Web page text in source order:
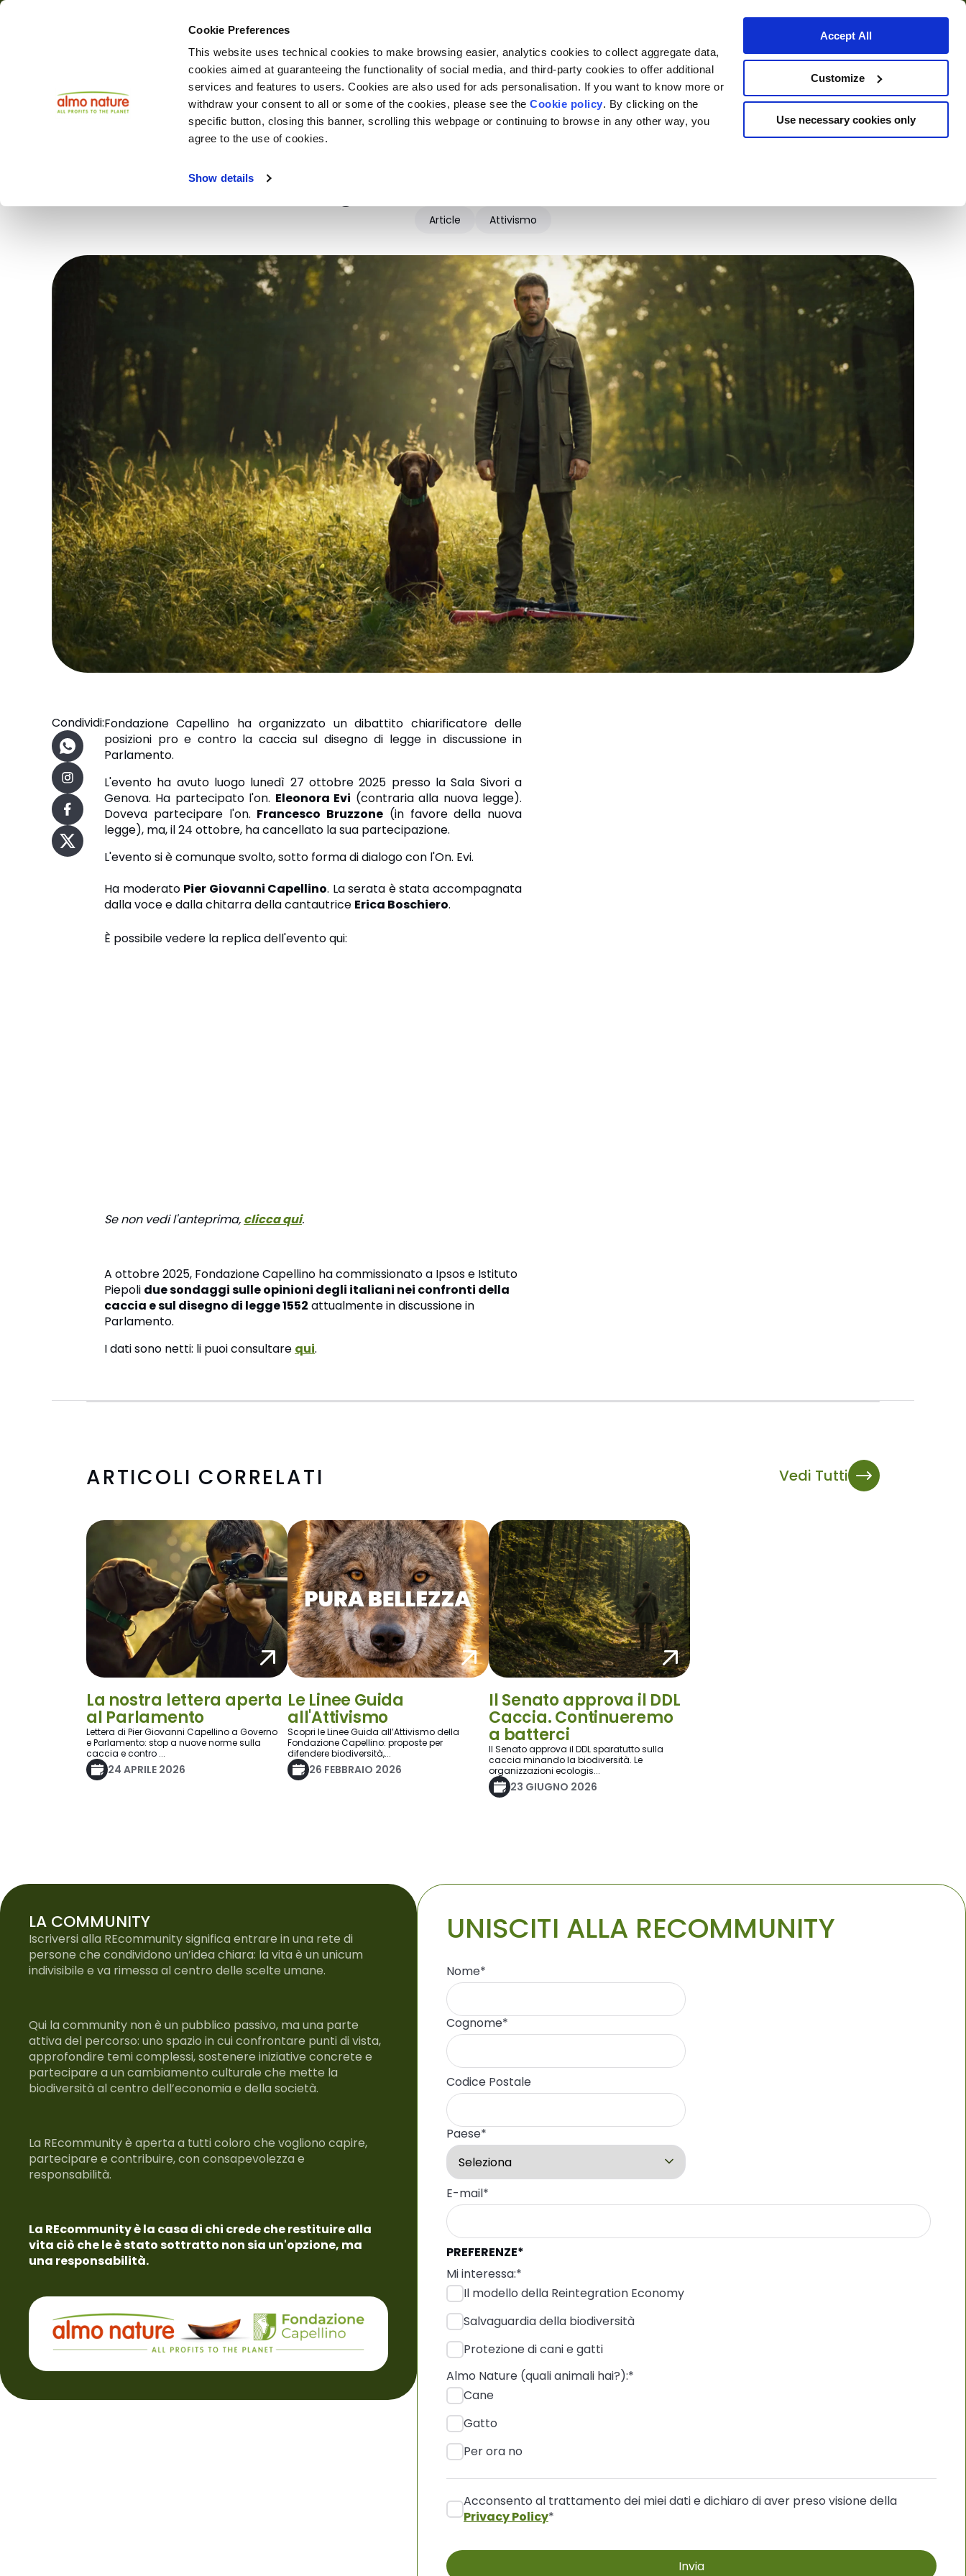
Cookie Preferences
This website uses technical cookies to make browsing easier, analytics cookies to collect aggregate data,
cookies aimed at guaranteeing the functionality of social media, and third-party cookies to offer additional
services and features to users. Cookies are also used for ads personalisation. If you want to know more or
withdraw your consent to all or some of the cookies, please see theCookie policy. By clicking on the
specific button, closing this banner, scrolling this webpage or continuing to browse in any other way, you
agree to the use of cookies.
Show details
Accept All
Customize
Use necessary cookies only
Attualità Archivio Nature Has No Borders Stop Legge Caccia Unisciti a noi
INDIETRO
Niente giustifica la caccia. Dibattito
Article Attivismo
Condividi:Fondazione Capellino ha organizzato un dibattito chiarificatore delle
posizioni pro e contro la caccia sul disegno di legge in discussione in
Parlamento.
L'evento ha avuto luogo lunedì 27 ottobre 2025 presso la Sala Sivori a
Genova. Ha partecipato l'on. Eleonora Evi (contraria alla nuova legge).
Doveva partecipare l'on. Francesco Bruzzone (in favore della nuova
legge), ma, il 24 ottobre, ha cancellato la sua partecipazione.
L'evento si è comunque svolto, sotto forma di dialogo con l'On. Evi.
Ha moderato Pier Giovanni Capellino. La serata è stata accompagnata
dalla voce e dalla chitarra della cantautrice Erica Boschiero.
È possibile vedere la replica dell'evento qui:
Se non vedi l'anteprima, clicca qui.
A ottobre 2025, Fondazione Capellino ha commissionato a Ipsos e Istituto
Piepoli due sondaggi sulle opinioni degli italiani nei confronti della
caccia e sul disegno di legge 1552 attualmente in discussione in
Parlamento.
I dati sono netti: li puoi consultare qui.
ARTICOLI CORRELATI Vedi Tutti
La nostra lettera aperta
al Parlamento
Lettera di Pier Giovanni Capellino a Governo
e Parlamento: stop a nuove norme sulla
caccia e contro ...
24 APRILE 2026
Le Linee Guida
all'Attivismo
Scopri le Linee Guida all’Attivismo della
Fondazione Capellino: proposte per
difendere biodiversità,...
26 FEBBRAIO 2026
Il Senato approva il DDL
Caccia. Continueremo
a batterci
Il Senato approva il DDL sparatutto sulla
caccia minando la biodiversità. Le
organizzazioni ecologis...
23 GIUGNO 2026
LA COMMUNITY
Iscriversi alla REcommunity significa entrare in una rete di
persone che condividono un’idea chiara: la vita è un unicum
indivisibile e va rimessa al centro delle scelte umane.
Qui la community non è un pubblico passivo, ma una parte
attiva del percorso: uno spazio in cui confrontare punti di vista,
approfondire temi complessi, sostenere iniziative concrete e
partecipare a un cambiamento culturale che mette la
biodiversità al centro dell’economia e della società.
La REcommunity è aperta a tutti coloro che vogliono capire,
partecipare e contribuire, con consapevolezza e
responsabilità.
La REcommunity è la casa di chi crede che restituire alla
vita ciò che le è stato sottratto non sia un'opzione, ma
una responsabilità.
UNISCITI ALLA RECOMMUNITY
Nome*
Cognome*
Codice Postale
Paese*
E-mail*
PREFERENZE*
Mi interessa:*
Il modello della Reintegration Economy
Salvaguardia della biodiversità
Protezione di cani e gatti
Almo Nature (quali animali hai?):*
Cane
Gatto
Per ora no
Acconsento al trattamento dei miei dati e dichiaro di aver preso visione della
Privacy Policy*